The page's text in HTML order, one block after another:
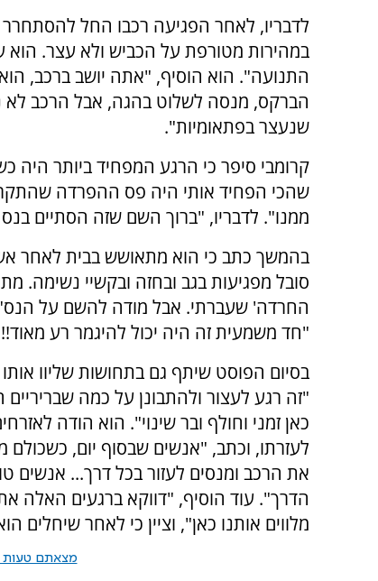
לדבריו, לאחר הפגיעה רכבו החל
במהירות מטורפת על הכביש ולא עצר. הוא
התנועה". הוא הוסיף, "אתה יושב ברכב,
הברקס, מנסה לשלוט בהגה, אבל הרכב לא
שנעצר בפתאומיות".
קרומבי סיפר כי הרגע המפחיד ביותר
שהכי הפחיד אותי היה פס ההפרדה
ממנו". לדבריו, "ברוך השם שזה הסתיים
בהמשך כתב כי הוא מתאושש בבית לאחר
סובל מפגיעות בגב ובחזה ובקשיי נשימה.
החרדה' שעברתי. אבל מודה להשם על
"חד משמעית זה היה יכול להיגמר רע
בסיום הפוסט שיתף גם בתחושות שליוו
"זה רגע לעצור ולהתבונן על כמה
כאן זמני וחולף ובר שינוי". הוא הודה
לעזרתו, וכתב, "אנשים שבסוף יום, כשכולם
את הרכב ומנסים לעזור בכל דרך... אנשים
הדרך". עוד הוסיף, "דווקא ברגעים האלה
מלווים אותנו כאן", וציין כי לאחר שיחלים
מצאתם טעות